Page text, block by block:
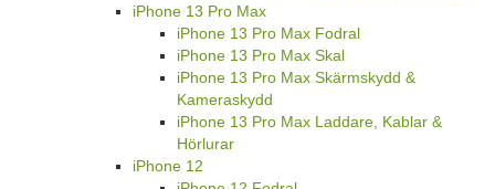
iPhone 13 Pro Max
iPhone 13 Pro Max Fodral
iPhone 13 Pro Max Skal
iPhone 13 Pro Max Skärmskydd &
Kameraskydd
iPhone 13 Pro Max Laddare, Kablar &
Hörlurar
iPhone 12